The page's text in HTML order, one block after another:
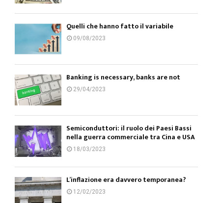
Quelli che hanno fatto il variabile
09/08/2023
Banking is necessary, banks are not
29/04/2023
Semiconduttori: il ruolo dei Paesi Bassi
nella guerra commerciale tra Cina e USA
18/03/2023
L’inflazione era davvero temporanea?
12/02/2023